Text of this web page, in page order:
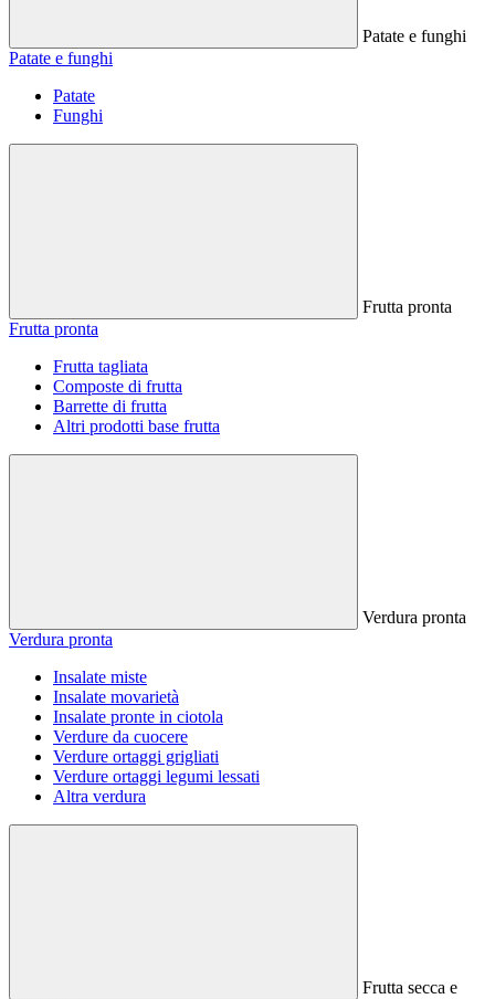
Patate e funghi
Patate e funghi
Patate
Funghi
Frutta pronta
Frutta pronta
Frutta tagliata
Composte di frutta
Barrette di frutta
Altri prodotti base frutta
Verdura pronta
Verdura pronta
Insalate miste
Insalate movarietà
Insalate pronte in ciotola
Verdure da cuocere
Verdure ortaggi grigliati
Verdure ortaggi legumi lessati
Altra verdura
Frutta secca e